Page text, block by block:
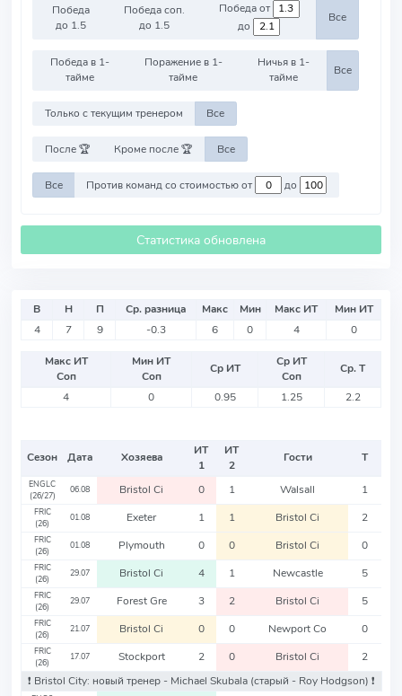
Победа
до 1.5
Победа соп.
до 1.5
Победа от
до
Все
Победа в 1-
тайме
Поражение в 1-
тайме
Ничья в 1-
тайме
Все
Только с текущим тренером Все
После 🏆 Кроме после 🏆 Все
Все Против команд со стоимостью от до
Статистика обновлена
В Н П Ср. разница Макс Мин Макс ИТ
Мин ИТ
4
7 9 -0.3 6 0 4 0
Макс ИТ
Соп
Мин ИТ
Соп
Ср ИТ
Ср ИТ
Соп
Ср. Т
4
0 0.95 1.25 2.2
Сезон Дата Хозяева
ИТ
1
ИТ
2
Гости Т
ENGLC
(26/27)
06.08 Bristol Ci 0 1 Walsall 1
FRIC
(26)
01.08 Exeter 1 1 Bristol Ci 2
FRIC
(26)
01.08 Plymouth 0 0 Bristol Ci 0
FRIC
(26)
29.07 Bristol Ci 4 1 Newcastle 5
FRIC
(26)
29.07 Forest Gre 3 2 Bristol Ci 5
FRIC
(26)
21.07 Bristol Ci 0 0 Newport Co 0
FRIC
(26)
17.07 Stockport 2 0 Bristol Ci
2
❗️ Bristol City: новый тренер - Michael Skubala (старый - Roy Hodgson) ❗️